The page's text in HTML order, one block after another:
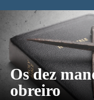
Os dez
obreiro